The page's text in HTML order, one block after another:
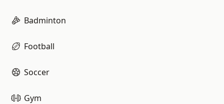
Badminton
Football
Soccer
Gym